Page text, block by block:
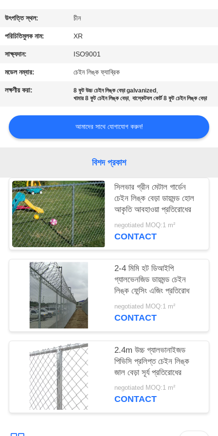
যোগাযোগ
করুন
উদ্ধৃতির
আবেদন
PRIVACY
POLICY
উৎপত্তি স্থল: চীন
পরিচিতিমুলক নাম: XR
সাক্ষ্যদান: ISO9001
মডেল নম্বার: চেইন লিঙ্ক ফ্যাব্রিক
লক্ষণীয় করা: 8 ফুট উচ্চ চেইন লিঙ্ক বেড়া galvanized ,
খামার 8 ফুট চেইন লিঙ্ক বেড়া,বাস্কেটবল কোর্ট 8 ফুট চেইন লিঙ্ক বেড়া
আমাদের সাথে যোগাযোগ করুন!
বিশদ প্রকাশ
সিলভার গ্রীন মেটাল গার্ডেন
চেইন লিঙ্ক বেড়া ডায়মন্ড হোল
আকৃতি আবহাওয়া প্রতিরোধের
negotiated MOQ:1 m²
CONTACT
2-4 মিমি হট ডিআইপি
গ্যালভেনজিড ডায়মন্ড চেইন
লিঙ্ক ফেন্সিং এজিং প্রতিরোধ
negotiated MOQ:1 m²
CONTACT
2.4m উচ্চ গ্যালভানাইজড
পিভিসি প্রলিপ্ত চেইন লিঙ্ক
জাল বেড়া সূর্য প্রতিরোধের
negotiated MOQ:1 m²
CONTACT